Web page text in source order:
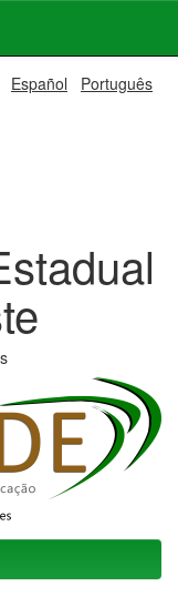
Español Português